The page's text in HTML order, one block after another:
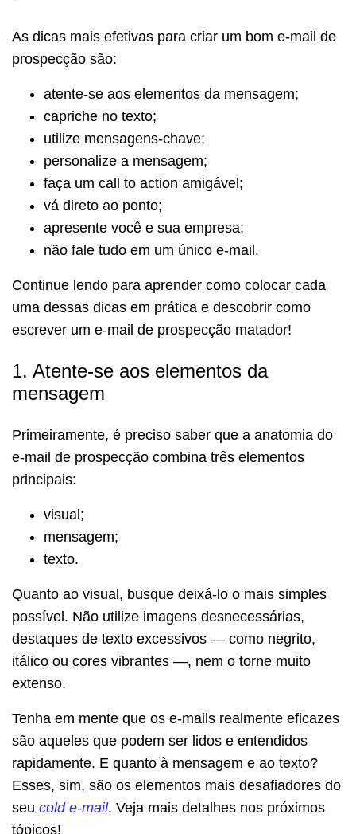
As dicas mais efetivas para criar um bom e-mail de
prospecção são:
atente-se aos elementos da mensagem;
capriche no texto;
utilize mensagens-chave;
personalize a mensagem;
faça um call to action amigável;
vá direto ao ponto;
apresente você e sua empresa;
não fale tudo em um único e-mail.
Continue lendo para aprender como colocar cada
uma dessas dicas em prática e descobrir como
escrever um e-mail de prospecção matador!
1. Atente-se aos elementos da
mensagem
Primeiramente, é preciso saber que a anatomia do
e-mail de prospecção combina três elementos
principais:
visual;
mensagem;
texto.
Quanto ao visual, busque deixá-lo o mais simples
possível. Não utilize imagens desnecessárias,
destaques de texto excessivos — como negrito,
itálico ou cores vibrantes —, nem o torne muito
extenso.
Tenha em mente que os e-mails realmente eficazes
são aqueles que podem ser lidos e entendidos
rapidamente. E quanto à mensagem e ao texto?
Esses, sim, são os elementos mais desafiadores do
seu cold e-mail. Veja mais detalhes nos próximos
tópicos!